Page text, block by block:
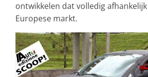
ontwikkelen dat volledig
Europese markt.